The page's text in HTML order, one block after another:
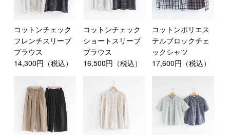
コットンチェック
フレンチスリーブ
ブラウス
14,300円（税込）
コットンチェック
ショートスリーブ
ブラウス
16,500円（税込）
コットンポリエス
テルブロックチェ
ックシャツ
17,600円（税込）